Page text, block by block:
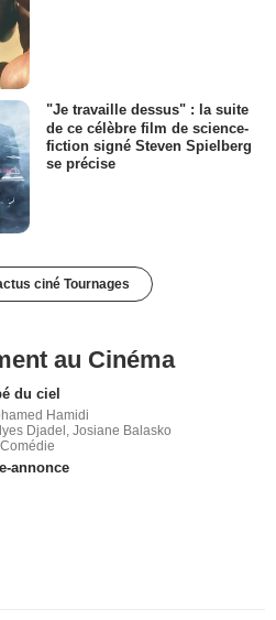
"Je travaille dessus" : la suite
de ce célèbre film de science-
fiction signé Steven Spielberg
se précise
ciné Tournages
au Cinéma
du ciel
Hamidi
Djadel, Josiane Balasko
annonce